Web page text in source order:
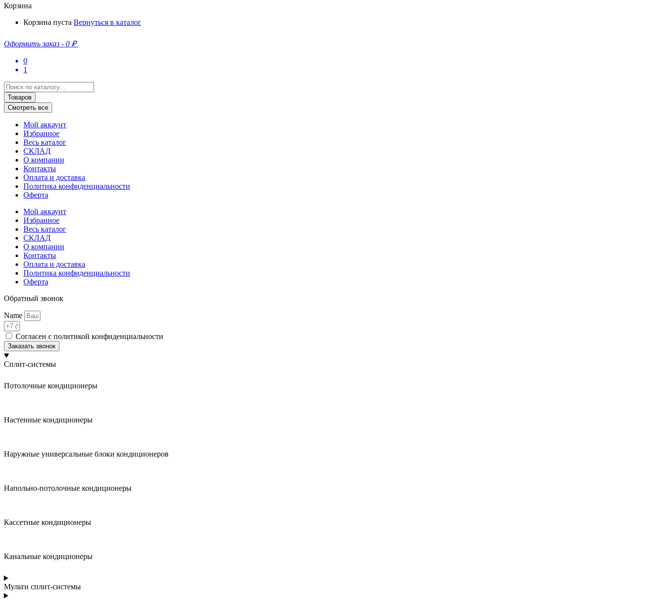
Корзина
Корзина пуста Вернуться в каталог
Оформить заказ - 0 ₽
0
1
Search
...Товаров
Смотреть все
Мой аккаунт
Избранное
Весь каталог
СКЛАД
О компании
Контакты
Оплата и доставка
Политика конфиденциальности
Оферта
Мой аккаунт
Избранное
Весь каталог
СКЛАД
О компании
Контакты
Оплата и доставка
Политика конфиденциальности
Оферта
Обратный звонок
Name
Согласен с политикой конфиденциальности
Заказать звонок
Сплит-системы
Потолочные кондиционеры
Настенные кондиционеры
Наружные универсальные блоки кондиционеров
Напольно-потолочные кондиционеры
Кассетные кондиционеры
Канальные кондиционеры
Мульти сплит-системы